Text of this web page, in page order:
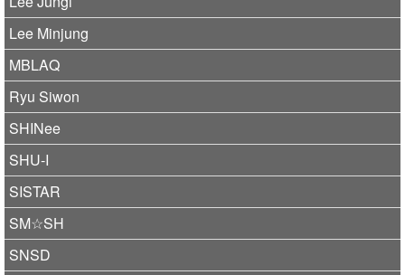
Lee Minjung
MBLAQ
Ryu Siwon
SHINee
SHU-I
SISTAR
SM☆SH
SNSD